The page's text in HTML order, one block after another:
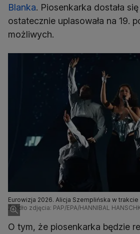
Blanka. Piosenkarka dostała
ostatecznie uplasowała na 19.
możliwych.
Eurowizja 2026. Alicja Szemplińska w
Źródło zdjęcia: PAP/EPA/HANNIBAL
O tym, że piosenkarka będzie